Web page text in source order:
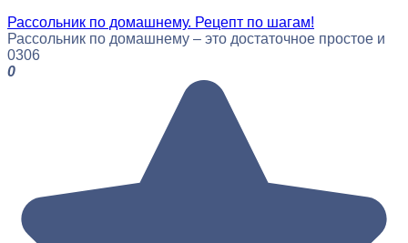
Рассольник по домашнему. Рецепт по шагам!
Рассольник по домашнему – это достаточное простое и
0306
0